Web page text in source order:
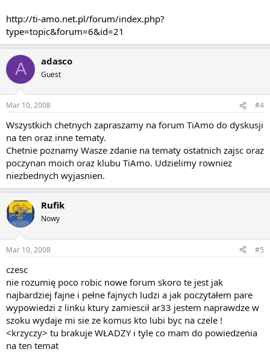
http://ti-amo.net.pl/forum/index.php?
type=topic&forum=6&id=21
A adasco
Guest
Mar 10, 2008 #4
Wszystkich chetnych zapraszamy na forum TiAmo do dyskusji
na ten oraz inne tematy.
Chetnie poznamy Wasze zdanie na tematy ostatnich zajsc oraz
poczynan moich oraz klubu TiAmo. Udzielimy rowniez
niezbednych wyjasnien.
Rufik
Nowy
Mar 10, 2008 #5
czesc
nie rozumię poco robic nowe forum skoro te jest jak
najbardziej fajne i pełne fajnych ludzi a jak poczytałem pare
wypowiedzi z linku ktury zamiescił ar33 jestem naprawdze w
szoku wydaje mi sie ze komus kto lubi byc na czele !
<krzyczy> tu brakuje WŁADZY i tyle co mam do powiedzenia
na ten temat